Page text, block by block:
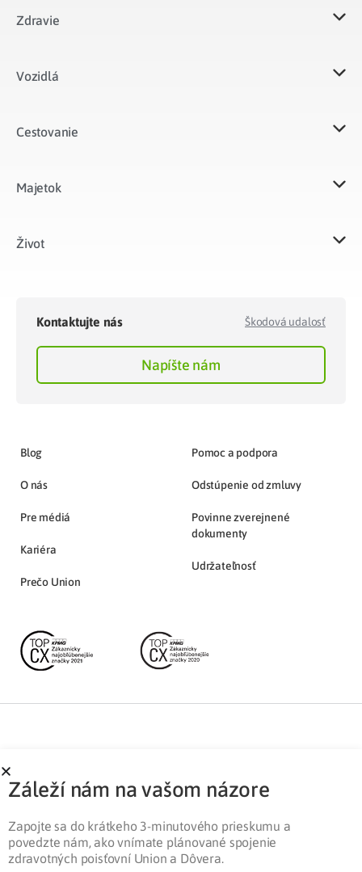
Zdravie
Vozidlá​
Cestovanie
Majetok​
Život​
Kontaktujte nás Škodová udalosť
Napíšte nám
Blog
O nás
Pre médiá
Kariéra
Prečo Union
Pomoc a podpora
Odstúpenie od zmluvy
Povinne zverejnené
dokumenty
Udržateľnosť
Partnerská zóna Ochrana osobných údajov
Záleží nám na vašom názore
Zapojte sa do krátkeho 3-minutového prieskumu a
povedzte nám, ako vnímate plánované spojenie
zdravotných poisťovní Union a Dôvera.